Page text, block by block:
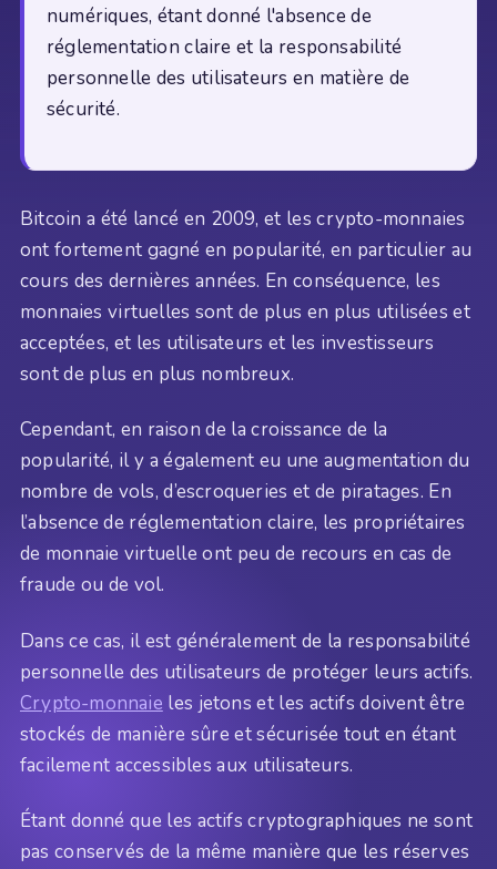
numériques, étant donné l'absence de
réglementation claire et la responsabilité
personnelle des utilisateurs en matière de
sécurité.
Bitcoin a été lancé en 2009, et les crypto-monnaies
ont fortement gagné en popularité, en particulier au
cours des dernières années. En conséquence, les
monnaies virtuelles sont de plus en plus utilisées et
acceptées, et les utilisateurs et les investisseurs
sont de plus en plus nombreux.
Cependant, en raison de la croissance de la
popularité, il y a également eu une augmentation du
nombre de vols, d’escroqueries et de piratages. En
l’absence de réglementation claire, les propriétaires
de monnaie virtuelle ont peu de recours en cas de
fraude ou de vol.
Dans ce cas, il est généralement de la responsabilité
personnelle des utilisateurs de protéger leurs actifs.
Crypto-monnaie les jetons et les actifs doivent être
stockés de manière sûre et sécurisée tout en étant
facilement accessibles aux utilisateurs.
Étant donné que les actifs cryptographiques ne sont
pas conservés de la même manière que les réserves